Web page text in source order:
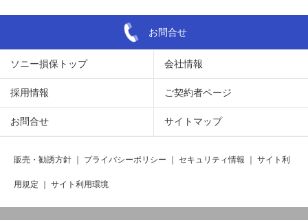
お問合せ
ソニー損保トップ 会社情報
採用情報 ご契約者ページ
お問合せ サイトマップ
販売・勧誘方針 プライバシーポリシー セキュリティ情報 サイト利
用規定 サイト利用環境